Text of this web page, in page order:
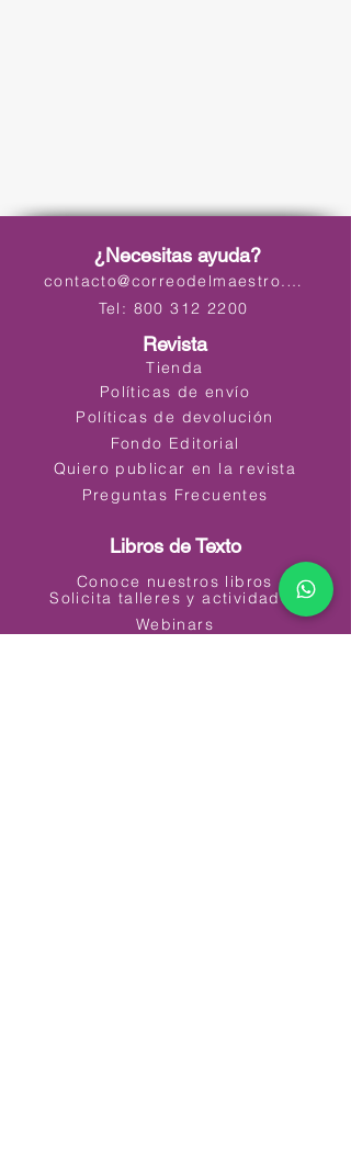
¿Necesitas ayuda?
contacto@correodelmaestro.com
Tel: 800 312 2200
Revista
Tienda
Políticas de envío
Políticas de devolución
Fondo Editorial
Quiero publicar en la revista
Preguntas Frecuentes
Libros de Texto
Conoce nuestros libros
Solicita talleres y actividades
Webinars